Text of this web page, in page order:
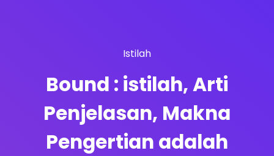
Istilah
Bound : istilah, Arti
Penjelasan, Makna
Pengertian adalah